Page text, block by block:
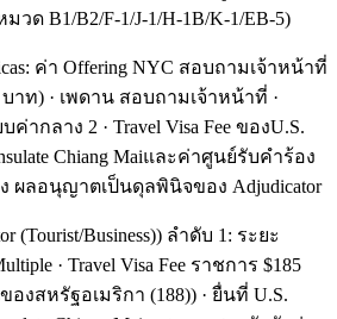
วด B1/B2/F-1/J-1/H-1B/K-1/EB-5)
ค่า Offering NYC สอบถามเจ้าหน้าที่
าท) · เพดาน สอบถามเจ้าหน้าที่ ·
ากลาง 2 · Travel Visa Fee ของU.S.
Chiang Maiและค่าศูนย์รับคำร้อง
ง ผลอนุญาตเป็นดุลพินิจของ Adjudicator
(Tourist/Business)) ลำดับ 1: ระยะ
· Travel Visa Fee ราชการ $185
งสหรัฐอเมริกา (188)) · ยื่นที่ U.S.